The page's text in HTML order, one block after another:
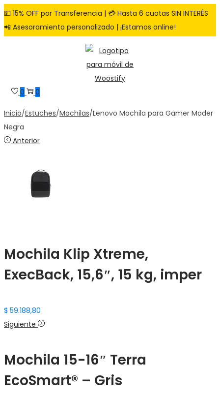
💵 15% OFF por Transferencia | 💳 Hasta 6 cuotas SIN INTERÉS
📲 Asesoramiento personalizado | ¡Estamos online!
navegación
0
0
Inicio/Estuches/Mochilas/Lenovo Mochila para Gamer Moder
Negra
Anterior
Mochila Klip Xtreme,
ExecBack, 15,6″, 15 kg, imper
$ 59.188,80
Siguiente
Mochila 15-16″ Terra
EcoSmart® – Gris